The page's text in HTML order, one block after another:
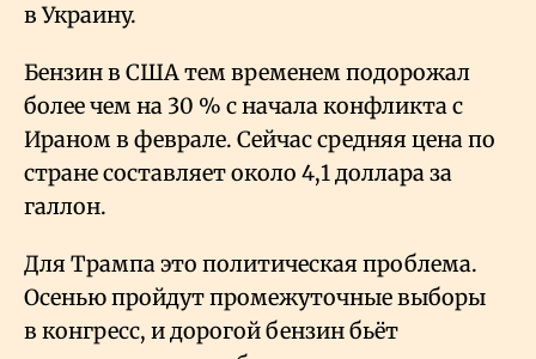
в Украину.
Бензин в США тем временем подорожал
более чем на 30 % с начала конфликта с
Ираном в феврале. Сейчас средняя цена по
стране составляет около 4,1 доллара за
галлон.
Для Трампа это политическая проблема.
Осенью пройдут промежуточные выборы
в конгресс, и дорогой бензин бьёт